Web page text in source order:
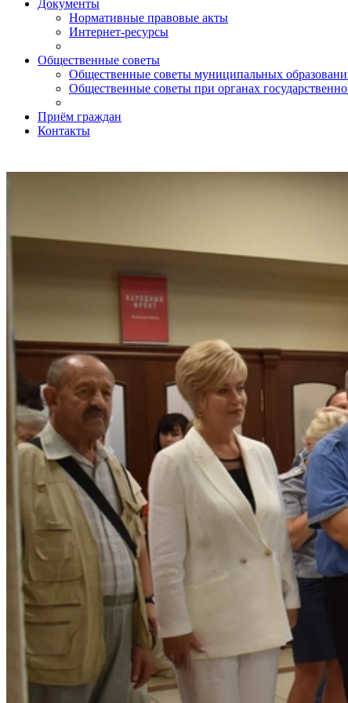
Документы
Нормативные правовые акты
Интернет-ресурсы
Общественные советы
Общественные советы муниципальных
Общественные советы при органах
Приём граждан
Контакты